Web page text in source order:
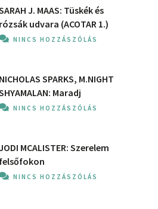
J. MAAS: Tüskék és
rózsák udvara (ACOTAR 1.)
NINCS HOZZÁSZÓLÁS
NICHOLAS SPARKS, M.NIGHT
Maradj
NINCS HOZZÁSZÓLÁS
MCALISTER: Szerelem
felsőfokon
NINCS HOZZÁSZÓLÁS